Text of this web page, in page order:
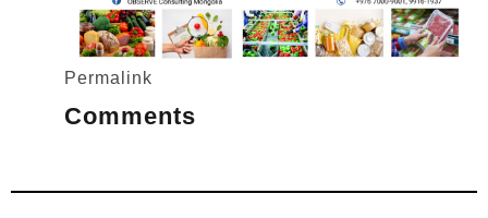
Permalink
Comments